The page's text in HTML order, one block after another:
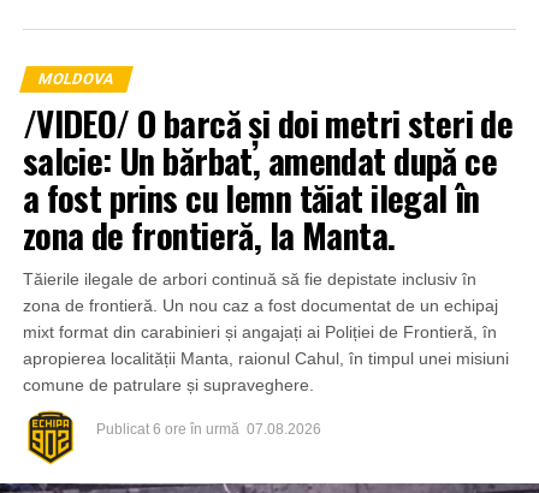
MOLDOVA
/VIDEO/ O barcă și doi metri steri de
salcie: Un bărbat, amendat după ce
a fost prins cu lemn tăiat ilegal în
zona de frontieră, la Manta.
Tăierile ilegale de arbori continuă să fie depistate inclusiv în
zona de frontieră. Un nou caz a fost documentat de un echipaj
mixt format din carabinieri și angajați ai Poliției de Frontieră, în
apropierea localității Manta, raionul Cahul, în timpul unei misiuni
comune de patrulare și supraveghere.
Publicat 6 ore în urmă 07.08.2026